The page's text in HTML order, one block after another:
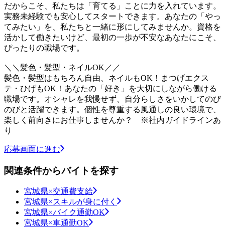
だからこそ、私たちは「育てる」ことに力を入れています。
実務未経験でも安心してスタートできます。あなたの「やっ
てみたい」を、私たちと一緒に形にしてみませんか。資格を
活かして働きたいけど、最初の一歩が不安なあなたにこそ、
ぴったりの職場です。
＼＼髪色・髪型・ネイルOK／／
髪色・髪型はもちろん自由、ネイルもOK！まつげエクス
テ・ひげもOK！あなたの「好き」を大切にしながら働ける
職場です。オシャレを我慢せず、自分らしさをいかしてのび
のびと活躍できます。個性を尊重する風通しの良い環境で、
楽しく前向きにお仕事しませんか？ ※社内ガイドラインあ
り
応募画面に進む
関連条件からバイトを探す
宮城県×交通費支給
宮城県×スキルが身に付く
宮城県×バイク通勤OK
宮城県×車通勤OK